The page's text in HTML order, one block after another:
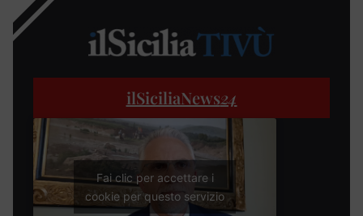
ilSiciliaNews24
Fai clic per accettare i
cookie per questo servizio